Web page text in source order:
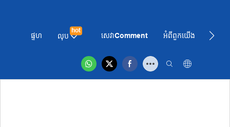
ផ្ទហ លុប
hot
សេវាComment អំពី​ពួក​យើង ព័ត៌មា